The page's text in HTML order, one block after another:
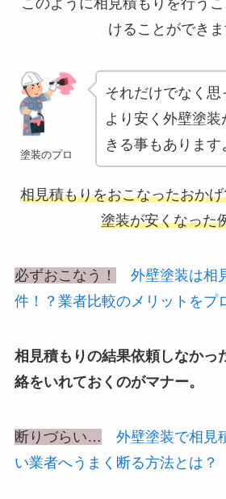
けることができま
塗装のプロ
それだけでなく思
より安く外壁塗装
きる事もあります
相見積もりをおこなったおか
塗装が安くなった
必ずおこなう！
外壁塗装は相
件！？業者比較のメリットをプ
相見積もりの結果依頼しなかっ
絡をいれておくのがマナー。
断りづらい…
外壁塗装で相見
い業者へうまく断る方法とは？